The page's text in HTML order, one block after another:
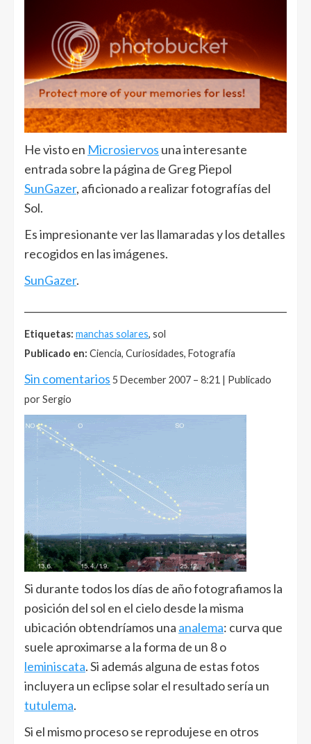
He visto en Microsiervos una interesante
entrada sobre la página de Greg Piepol
SunGazer, aficionado a realizar fotografías del
Sol.
Es impresionante ver las llamaradas y los detalles
recogidos en las imágenes.
SunGazer.
Etiquetas: manchas solares, sol
Publicado en: Ciencia, Curiosidades, Fotografía
Sin comentarios 5 December 2007 – 8:21 | Publicado
por Sergio
Si durante todos los días de año fotografiamos la
posición del sol en el cielo desde la misma
ubicación obtendríamos una analema: curva que
suele aproximarse a la forma de un 8 o
leminiscata. Si además alguna de estas fotos
incluyera un eclipse solar el resultado sería un
tutulema.
Si el mismo proceso se reprodujese en otros